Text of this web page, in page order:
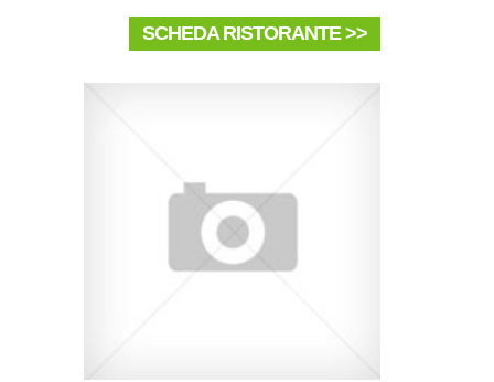
SCHEDA RISTORANTE >>